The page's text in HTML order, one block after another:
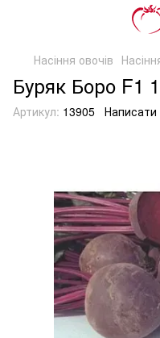
Насіння овочів
Буряк Боро F1
Артикул: 13905 Написати